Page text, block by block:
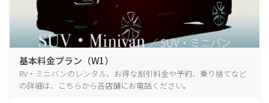
基本料金プラン（W1）
RV・ミニバンのレンタル、お得な割引料金や予約、乗り捨てなど
の詳細は、こちらから各店舗にお電話ください。